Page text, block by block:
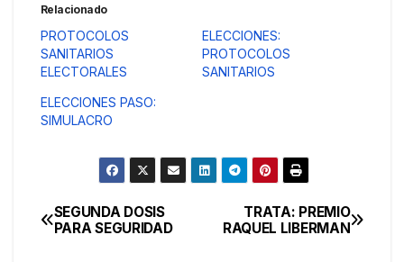
Relacionado
PROTOCOLOS
SANITARIOS
ELECTORALES
ELECCIONES:
PROTOCOLOS
SANITARIOS
ELECCIONES PASO:
SIMULACRO
Navegación
TRATA: PREMIO
RAQUEL LIBERMAN
SEGUNDA DOSIS
PARA SEGURIDAD